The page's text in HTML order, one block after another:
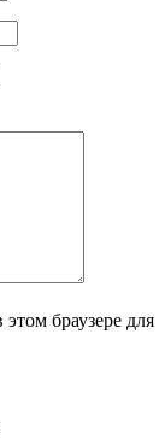
браузере для